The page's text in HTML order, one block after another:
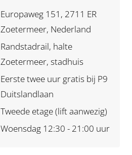
Europaweg 151, 2711 ER
Zoetermeer, Nederland
Randstadrail, halte
Zoetermeer, stadhuis
Eerste twee uur gratis bij P9
Duitslandlaan
Tweede etage (lift aanwezig)
Woensdag 12:30 - 21:00 uur